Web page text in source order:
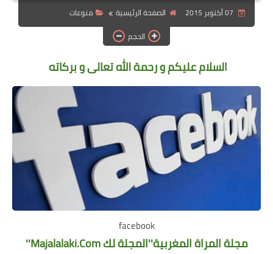
الهجرة
اقتصاد
التجارة الالكترونية
مطبخ هسا
الصفحة الرئيسية
منوعات
الحجم
السلام عليكم و رحمة الله تعالى و بركاته
facebook
مجلة المراة المغربية''المجلة لك Majalalaki.Com''